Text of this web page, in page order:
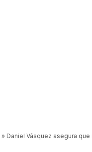
» Daniel Vásquez asegura